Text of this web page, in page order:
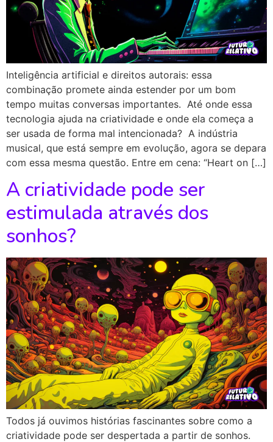
Inteligência artificial e direitos autorais: essa
combinação promete ainda estender por um bom
tempo muitas conversas importantes. Até onde essa
tecnologia ajuda na criatividade e onde ela começa a
ser usada de forma mal intencionada? A indústria
musical, que está sempre em evolução, agora se depara
com essa mesma questão. Entre em cena: “Heart on […]
A criatividade pode ser
estimulada através dos
sonhos?
Todos já ouvimos histórias fascinantes sobre como a
criatividade pode ser despertada a partir de sonhos.